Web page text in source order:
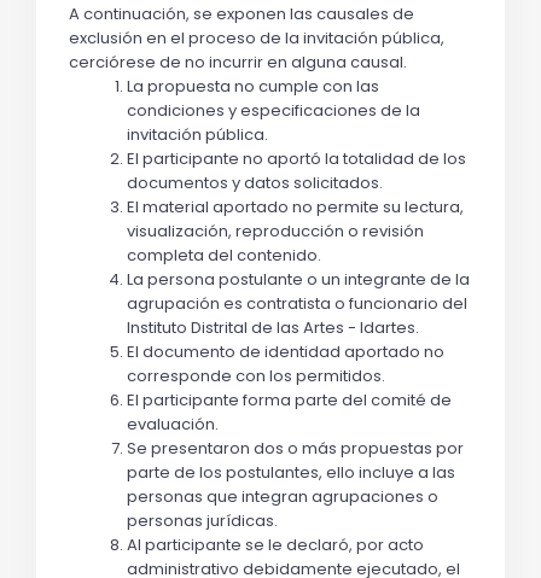
A continuación, se exponen las causales de
exclusión en el proceso de la invitación pública,
cerciórese de no incurrir en alguna causal.
La propuesta no cumple con las
condiciones y especificaciones de la
invitación pública.
El participante no aportó la totalidad de los
documentos y datos solicitados.
El material aportado no permite su lectura,
visualización, reproducción o revisión
completa del contenido.
La persona postulante o un integrante de la
agrupación es contratista o funcionario del
Instituto Distrital de las Artes - Idartes.
El documento de identidad aportado no
corresponde con los permitidos.
El participante forma parte del comité de
evaluación.
Se presentaron dos o más propuestas por
parte de los postulantes, ello incluye a las
personas que integran agrupaciones o
personas jurídicas.
Al participante se le declaró, por acto
administrativo debidamente ejecutado, el